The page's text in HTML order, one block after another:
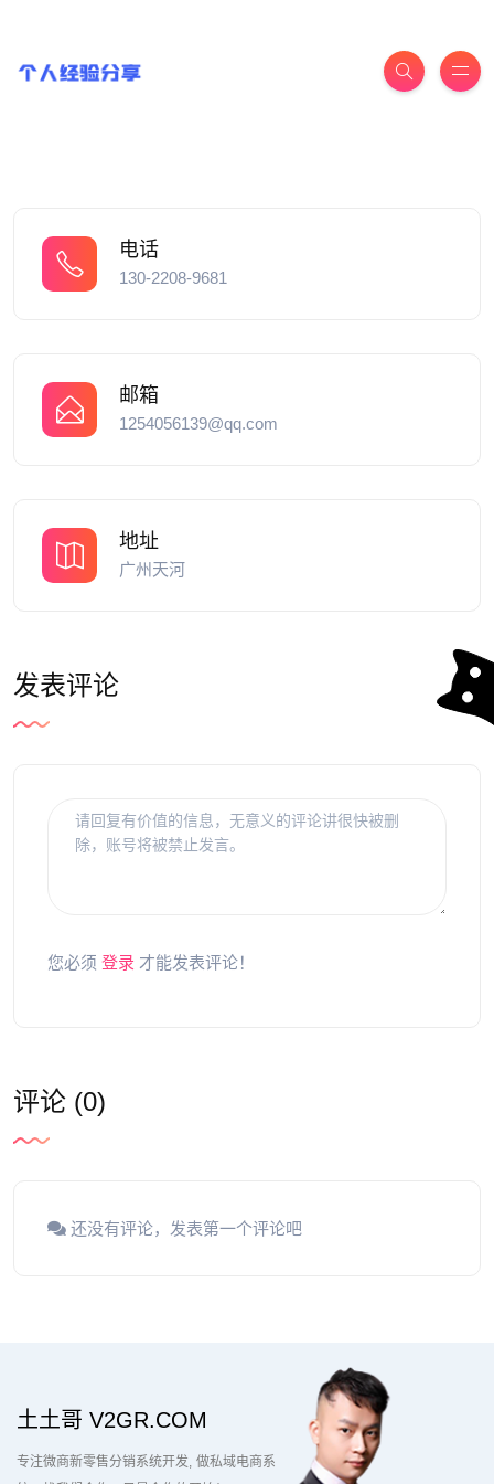
电话
130-2208-9681
邮箱
1254056139@qq.com
地址
广州天河
发表评论
您必须 登录 才能发表评论！
评论 (0)
还没有评论，发表第一个评论吧
土土哥 V2GR.COM
专注微商新零售分销系统开发 做私域电商系